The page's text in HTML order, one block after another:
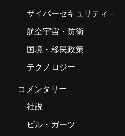
サイバーセキュリティ―
航空宇宙・防衛
国境・移民政策
テクノロジー
コメンタリー
社説
ビル・ガーツ